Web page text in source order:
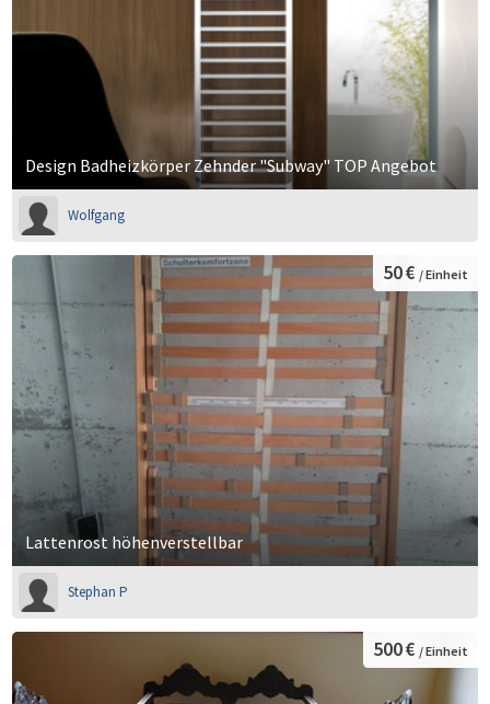
Design Badheizkörper Zehnder "Subway" TOP Angebot
Wolfgang
Lattenrost höhenverstellbar
50 € / Einheit
Stephan P
500 € / Einheit